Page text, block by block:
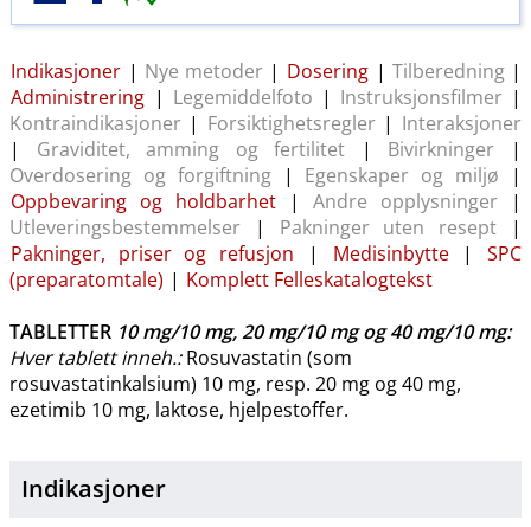
Indikasjoner | Nye metoder| Dosering | Tilberedning|
Administrering | Legemiddelfoto | Instruksjonsfilmer|
Kontraindikasjoner | Forsiktighetsregler| Interaksjoner
| Graviditet, amming ogfertilitet | Bivirkninger |
Overdosering og forgiftning| Egenskaper og miljø |
Oppbevaring og holdbarhet |Andre opplysninger |
Utleveringsbestemmelser | Pakninger uten resept |
Pakninger, priser og refusjon | Medisinbytte | SPC
(preparatomtale) | Komplett Felleskatalogtekst
TABLETTER 10 mg/10 mg,20 mg/10 mgog40 mg/10 mg:
Hver tablett inneh.:Rosuvastatin (som
rosuvastatinkalsium) 10 mg, resp. 20 mg og 40 mg,
ezetimib 10 mg, laktose, hjelpestoffer.
Indikasjoner